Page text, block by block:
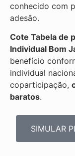
conhecido com
adesão.
Cote Tabela de
Individual Bom
benefício
individual
coparticipação,
baratos.
SIMULAR